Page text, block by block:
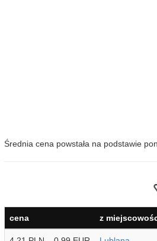
Średnia cena powstała na podstawie
cena z